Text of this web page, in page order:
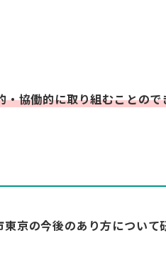
・協働的に取り組むことの
東京の今後のあり方について